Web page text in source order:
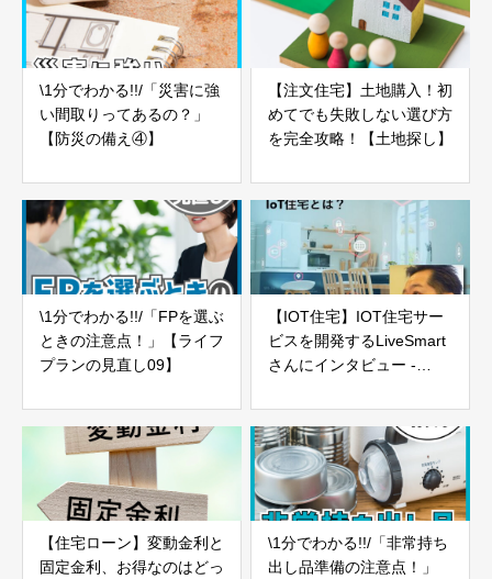
\1分でわかる!!/「災害に強
い間取りってあるの？」
【防災の備え④】
【注文住宅】土地購入！初
めてでも失敗しない選び方
を完全攻略！【土地探し】
\1分でわかる!!/「FPを選ぶ
ときの注意点！」【ライフ
プランの見直し09】
【IOT住宅】IOT住宅サー
ビスを開発するLiveSmart
さんにインタビュー -
【住宅ローン】変動金利と
固定金利、お得なのはどっ
\1分でわかる!!/「非常持ち
出し品準備の注意点！」